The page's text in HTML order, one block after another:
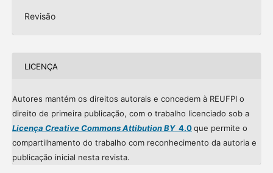
Revisão
LICENÇA
Autores mantém os direitos autorais e concedem à REUFPI o
direito de primeira publicação, com o trabalho licenciado sob a
Licença Creative Commons Attibution BY4.0que permite o
compartilhamento do trabalho com reconhecimento da autoria e
publicação inicial nesta revista.